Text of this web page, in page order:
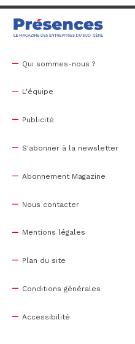
Qui sommes-nous ?
L'équipe
Publicité
S'abonner à la newsletter
Abonnement Magazine
Nous contacter
Mentions légales
Plan du site
Conditions générales
Accessibilité